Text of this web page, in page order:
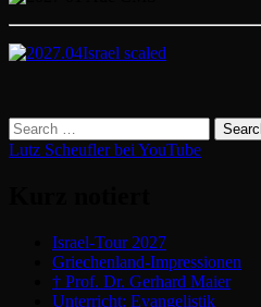
Lutz Scheufler bei YouTube
Israel-Tour 2027
Griechenland-Impressionen
† Prof. Dr. Gerhard Maier
Unterricht: Evangelistik